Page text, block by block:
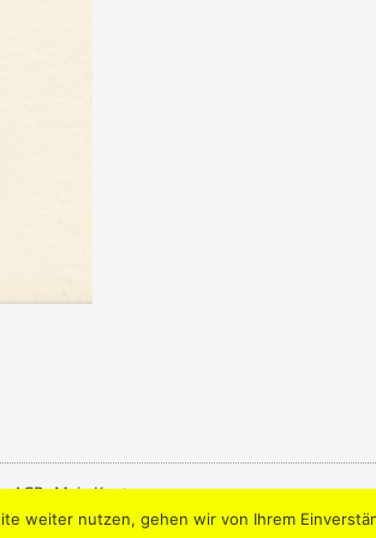
.AGB.Mein Konto
weiter nutzen, gehen wir von Ihrem